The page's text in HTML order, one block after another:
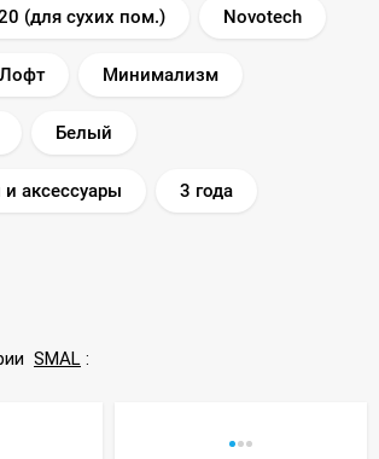
(для сухих пом.) Novotech
Лофт Минимализм
Белый
аксессуары 3 года
SMAL :